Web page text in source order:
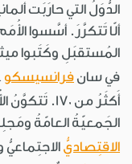
الدُّوَلُ التي حارَبَت
ألّا تَتكرَّرَ. أسَّسوا
المُستقبَلِ وكَتَبوا
في سان فرانسيسكو
أَكثَرُ من
الجَمعيّةُ العامّةُ
الاقتِصاديُّ